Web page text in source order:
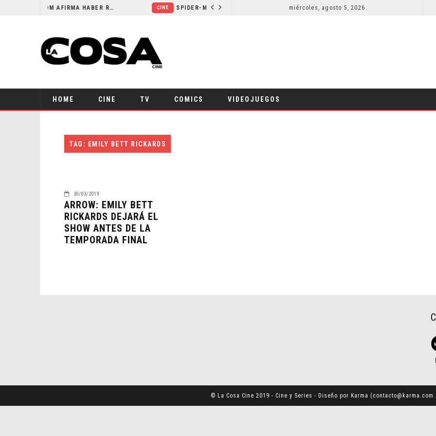
ORLANDO BLOOM AFIRMA HABER RECHAZADO SER BATMAN COMICS
miércoles, agosto 5, 2026
HOME CINE TV COMICS VIDEOJUEGOS
TAG: EMILY BETT RICKARDS
30/03/2019
ARROW: EMILY BETT
RICKARDS DEJARÁ EL
SHOW ANTES DE LA
TEMPORADA FINAL
© La Cosa Cine 2019 - Cine y Series - Diseño por Karma (